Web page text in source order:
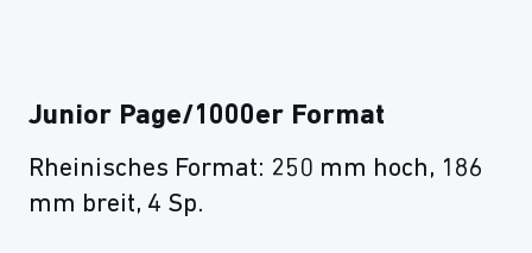
Junior Page/1000er Format
Rheinisches Format: 250 mm hoch, 186
mm breit, 4 Sp.